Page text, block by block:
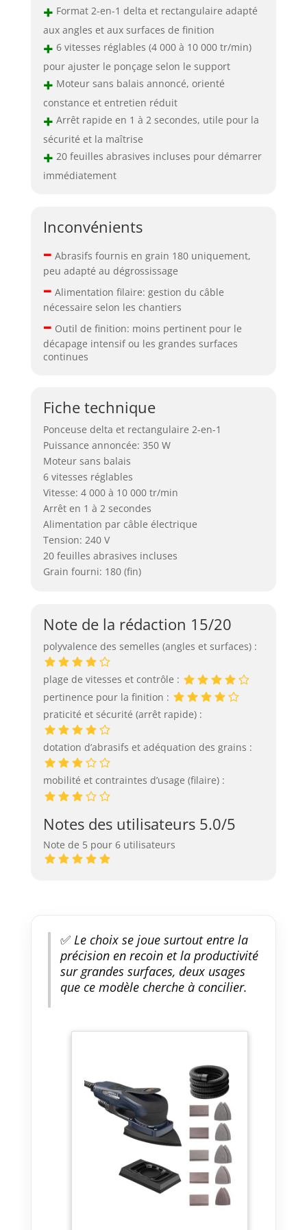
+ Format 2-en-1 delta et rectangulaire adapté
aux angles et aux surfaces de finition
+ 6 vitesses réglables (4 000 à 10 000 tr/min)
pour ajuster le ponçage selon le support
+ Moteur sans balais annoncé, orienté
constance et entretien réduit
+ Arrêt rapide en 1 à 2 secondes, utile pour la
sécurité et la maîtrise
+ 20 feuilles abrasives incluses pour démarrer
immédiatement
Inconvénients
– Abrasifs fournis en grain 180 uniquement,
peu adapté au dégrossissage
– Alimentation filaire: gestion du câble
nécessaire selon les chantiers
– Outil de finition: moins pertinent pour le
décapage intensif ou les grandes surfaces
continues
Fiche technique
Ponceuse delta et rectangulaire 2-en-1
Puissance annoncée: 350 W
Moteur sans balais
6 vitesses réglables
Vitesse: 4 000 à 10 000 tr/min
Arrêt en 1 à 2 secondes
Alimentation par câble électrique
Tension: 240 V
20 feuilles abrasives incluses
Grain fourni: 180 (fin)
Note de la rédaction 15/20
polyvalence des semelles (angles et surfaces) :
plage de vitesses et contrôle :
pertinence pour la finition :
praticité et sécurité (arrêt rapide) :
dotation d’abrasifs et adéquation des grains :
mobilité et contraintes d’usage (filaire) :
Notes des utilisateurs 5.0/5
Note de 5 pour 6 utilisateurs
✅Le choix se joue surtout entre la
précision en recoin et la productivité
sur grandes surfaces, deux usages
que ce modèle cherche à concilier.